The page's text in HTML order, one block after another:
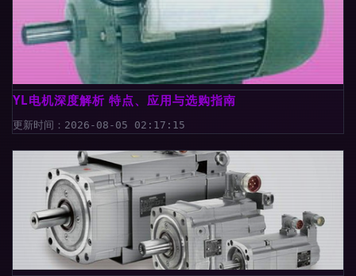
YL电机深度解析 特点、应用与选购指南
更新时间：2026-08-05 02:17:15